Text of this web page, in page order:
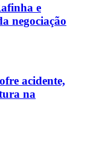
e
negociação
acidente,
na